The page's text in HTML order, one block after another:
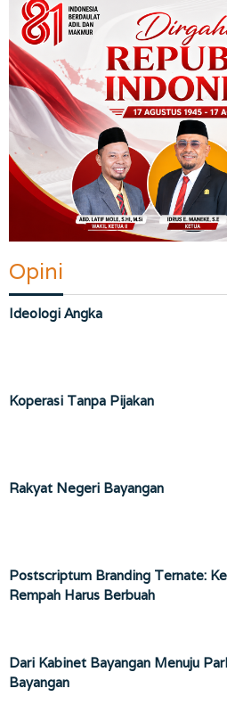
Opini
Ideologi Angka
Koperasi Tanpa Pijakan
Rakyat Negeri Bayangan
Postscriptum Branding Ternate:
Rempah Harus Berbuah
Dari Kabinet Bayangan Menuju
Bayangan